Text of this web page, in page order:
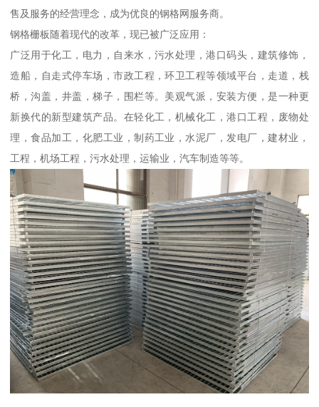
售及服务的经营理念，成为优良的钢格网服务商。
钢格栅板随着现代的改革，现已被广泛应用：
广泛用于化工，电力，自来水，污水处理，港口码头，建筑修饰，
造船，自走式停车场，市政工程，环卫工程等领域平台，走道，栈
桥，沟盖，井盖，梯子，围栏等。美观气派，安装方便，是一种更
新换代的新型建筑产品。在轻化工，机械化工，港口工程，废物处
理，食品加工，化肥工业，制药工业，水泥厂，发电厂，建材业，
工程，机场工程，污水处理，运输业，汽车制造等等。